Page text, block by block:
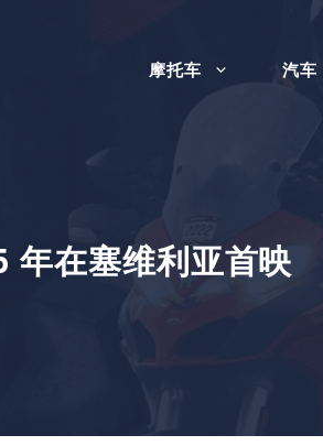
摩托车 汽车
年在塞维利亚首映